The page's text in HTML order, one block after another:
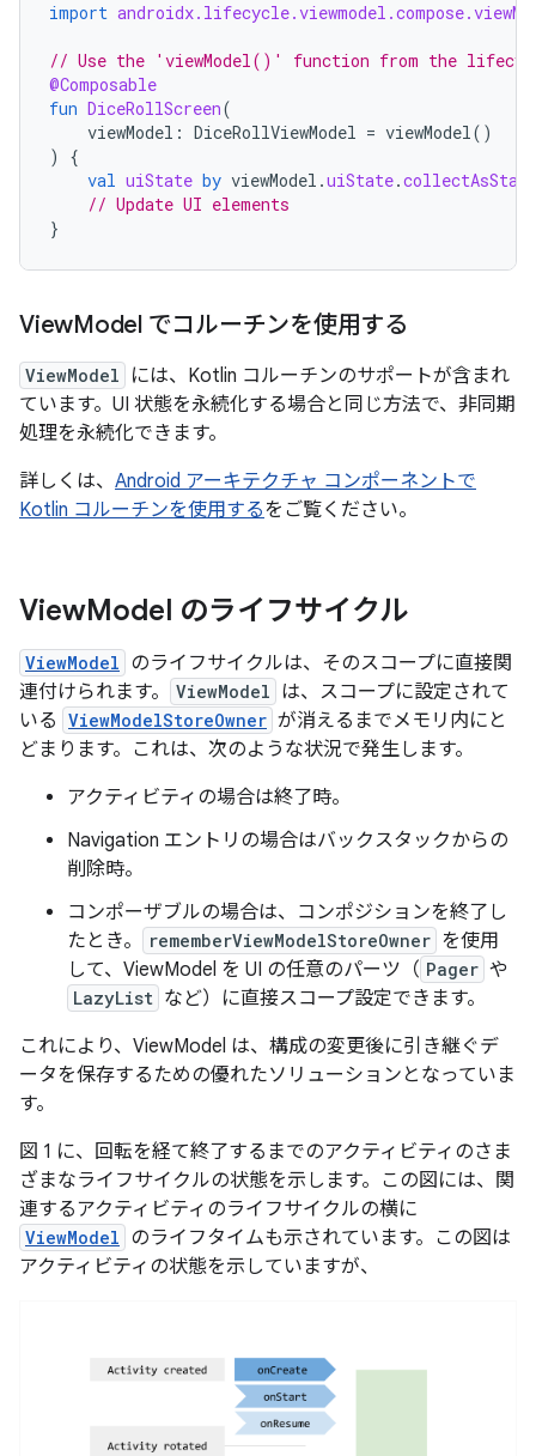
import
// Use the 'viewModel()' function from the
@Composable
fun DiceRollScreen(
viewModel : DiceRollViewModel = viewModel()
)
{
val uiState by viewModel .uiState.
// Update UI elements
}
ViewModel でコルーチンを使用する
ViewModel
には、Kotlin コルーチンのサポートが含まれ
ています。UI 状態を永続化する場合と同じ方法で、非同期
処理を永続化できます。
詳しくは、 Android アーキテクチャ コンポーネントで
Kotlin コルーチンを使用するをご覧ください。
ViewModel のライフサイクル
ViewModel のライフサイクルは、そのスコープに直接関
連付けられます。
ViewModel は、スコープに設定されて
いる ViewModelStoreOwner が消えるまでメモリ内にと
どまります。これは、次のような状況で発生します。
アクティビティの場合は終了時。
Navigation エントリの場合はバックスタックからの
削除時。
コンポーザブルの場合は、コンポジションを終了し
たとき。
rememberViewModelStoreOwner を使用
して、ViewModel を UI の任意のパーツ（ Pager や
LazyList など）に直接スコープ設定できます。
これにより、ViewModel は、構成の変更後に引き継ぐデ
ータを保存するための優れたソリューションとなっていま
す。
図 1 に、回転を経て終了するまでのアクティビティのさま
ざまなライフサイクルの状態を示します。この図には、関
連するアクティビティのライフサイクルの横に
ViewModel のライフタイムも示されています。この図は
アクティビティの状態を示していますが、